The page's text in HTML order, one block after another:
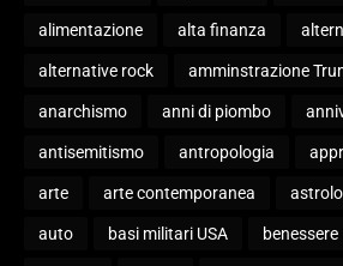
alimentazione alta finanza
alternative rock amminstrazione
anarchismo anni di piombo
antisemitismo antropologia
arte arte contemporanea
auto basi militari USA benessere